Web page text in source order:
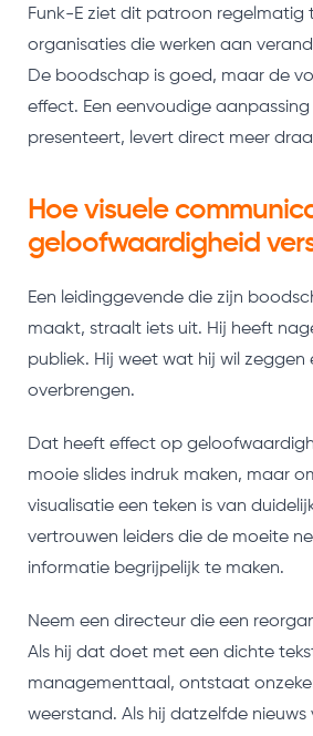
Funk-E ziet dit patroon regelmatig
organisaties die werken aan
De boodschap is goed, maar de
effect. Een eenvoudige
presenteert, levert direct meer
Hoe visuele
geloofwaardigheid
Een leidinggevende die zijn
maakt, straalt iets uit. Hij heeft
publiek. Hij weet wat hij wil zeggen
overbrengen.
Dat heeft effect op
mooie slides indruk maken, maar
visualisatie een teken is van
vertrouwen leiders die de moeite
informatie begrijpelijk te maken.
Neem een directeur die een
Als hij dat doet met een dichte
managementtaal, ontstaat
weerstand. Als hij datzelfde nieuws